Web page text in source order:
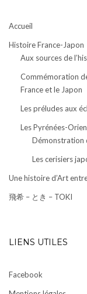
Accueil
Histoire France-Japon
Aux sources de
Commémoration
France et le Japon
Les préludes aux
Les Pyrénées-
Démonstration
Les cerisiers
Une histoire d’Art
飛希 – とき – TOKI
LIENS UTILES
Facebook